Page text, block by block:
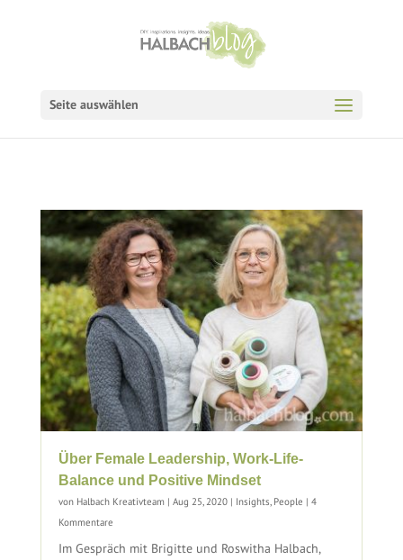
Seite auswählen
Über Female Leadership, Work-Life-
Balance und Positive Mindset
von Halbach Kreativteam| Aug 25, 2020| Insights, People | 4
Kommentare
Im Gespräch mit Brigitte und Roswitha Halbach,